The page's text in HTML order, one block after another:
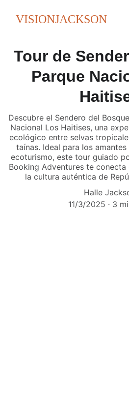
VISIONJACKSON
Tour de
Parque
Descubre el Sendero del
Nacional Los Haitises, una
ecológico entre selvas
taínas. Ideal para los
ecoturismo, este tour guiado
Booking Adventures te
la cultura auténtica de
Halle
11/3/2025
3